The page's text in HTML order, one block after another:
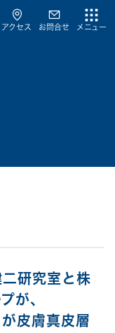
アクセス お問合せ メニュー
研究室と株
が、
皮膚真皮層